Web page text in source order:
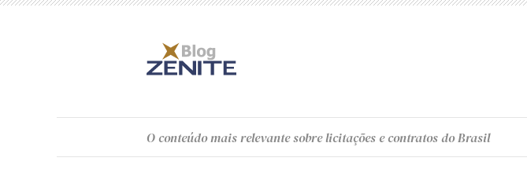
O conteúdomais relevante sobre licitações e contratos do Brasil